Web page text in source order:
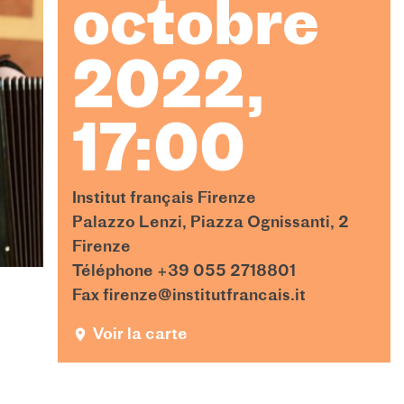
octobre
2022,
17:00
Institut français Firenze
Palazzo Lenzi, Piazza Ognissanti, 2
Firenze
Téléphone +39 055 2718801
Fax firenze@institutfrancais.it
Voir la carte